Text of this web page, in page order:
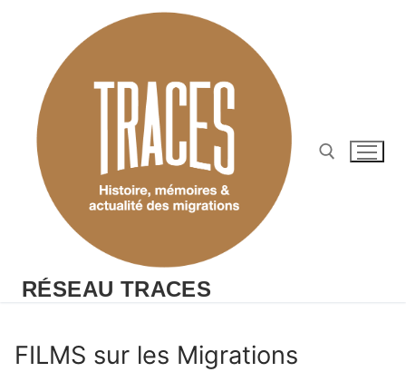
RÉSEAU TRACES
FILMS sur les Migrations